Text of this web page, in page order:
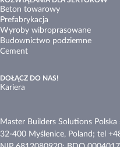
Beton towarowy
Prefabrykacja
Wyroby wibroprasowane
Budownictwo podziemne
Cement
DOŁĄCZ DO NAS!
Kariera
Master Builders Solutions
32-400 Myślenice, Poland; tel